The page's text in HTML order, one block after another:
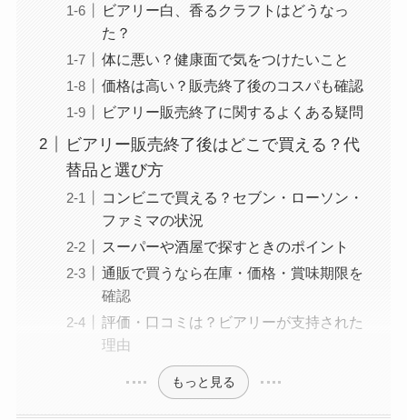
ビアリー白、香るクラフトはどうなっ
た？
体に悪い？健康面で気をつけたいこと
価格は高い？販売終了後のコスパも確認
ビアリー販売終了に関するよくある疑問
ビアリー販売終了後はどこで買える？代
替品と選び方
コンビニで買える？セブン・ローソン・
ファミマの状況
スーパーや酒屋で探すときのポイント
通販で買うなら在庫・価格・賞味期限を
確認
評価・口コミは？ビアリーが支持された
理由
もっと見る